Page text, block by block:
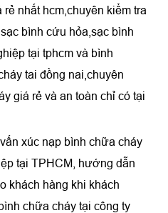
nhất hcm,chuyên kiểm tra
bình cứu hỏa,sạc bình
tại tphcm và bình
tai đồng nai,chuyên
giá rẻ và an toàn chỉ có tại
xúc nạp bình chữa cháy
tại TPHCM, hướng dẫn
khách hàng khi khách
chữa cháy tại công ty